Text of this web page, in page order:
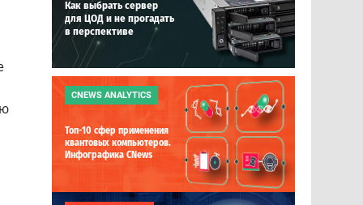
Как выбрать сервер
для ЦОД и не прогадать
в перспективе
CNEWS ANALYTICS
Топ-10 сфер применения
квантовых компьютеров.
Инфографика CNews